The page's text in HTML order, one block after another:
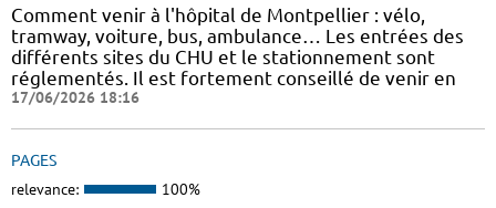
Comment venir à l'hôpital de Montpellier : vélo,
tramway, voiture, bus, ambulance… Les entrées des
différents sites du CHU et le stationnement sont
réglementés. Il est fortement conseillé de venir en
17/06/2026 18:16
PAGES
relevance: 100%